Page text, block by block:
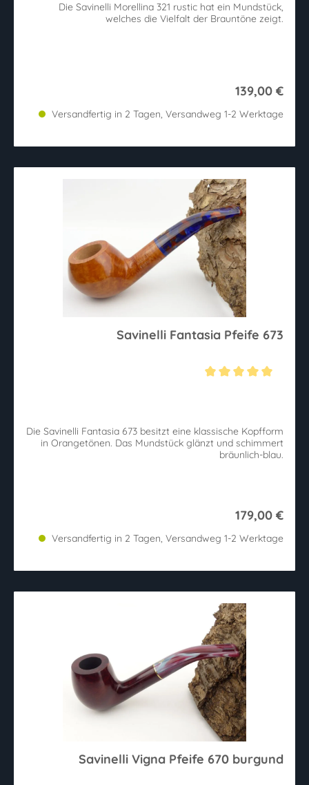
Die Savinelli Morellina 321 rustic hat ein Mundstück,
welches die Vielfalt der Brauntöne zeigt.
139,00 €
Versandfertig in 2 Tagen, Versandweg 1-2 Werktage
Savinelli Fantasia Pfeife 673
Die Savinelli Fantasia 673 besitzt eine klassische Kopfform
in Orangetönen. Das Mundstück glänzt und schimmert
bräunlich-blau.
179,00 €
Versandfertig in 2 Tagen, Versandweg 1-2 Werktage
Savinelli Vigna Pfeife 670 burgund